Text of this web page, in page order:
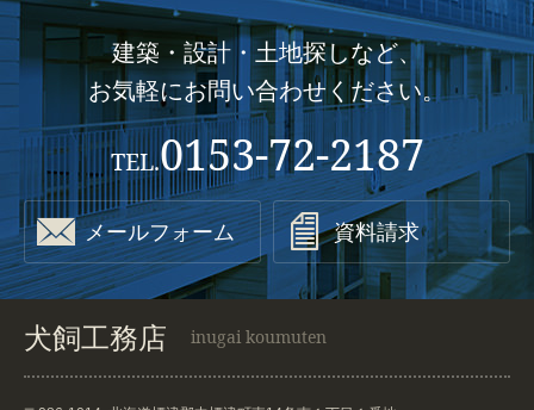
建築・設計・土地探しなど、
お気軽にお問い合わせください。
TEL.0153-72-2187
 メールフォーム  資料請求
犬飼工務店 inugai koumuten